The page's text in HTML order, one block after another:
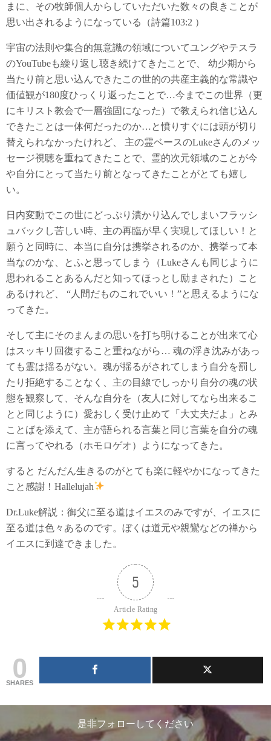
まに、その牧師個人からしていただいた数々の良きことが
思い出されるようになっている（詩篇103:2 ）
宇宙の法則や集合的無意識の領域についてユングやテスラ
のYouTubeも繰り返し聴き続けてきたことで、 幼少期から
当たり前と思い込んできたこの世的の共産主義的な常識や
価値観が180度ひっくり返ったことで…今までこの世界（更
にキリスト教会で一層強固になった）で教えられ信じ込ん
できたことは一体何だったのか…と憤りすぐには頭が切り
替えられなかったけれど、 主の霊ベースのLukeさんのメッ
セージ視聴を重ねてきたことで、霊的次元領域のことが今
や自分にとって当たり前となってきたことがとても嬉し
い。
日内変動でこの世にどっぷり漬かり込んでしまいフラッシ
ュバックし苦しい時、主の再臨が早く実現してほしい！と
願うと同時に、本当に自分は携挙されるのか、携挙って本
当なのかな、とふと思ってしまう（Lukeさんも同じように
思われることあるんだと知ってほっとし励まされた）こと
あるけれど、 “人間だものこれでいい！”と思えるようにな
ってきた。
そして主にそのまんまの思いを打ち明けることが出来て心
はスッキリ回復すること重ねながら… 魂の浮き沈みがあっ
ても霊は揺るがない。魂が揺るがされてしまう自分を罰し
たり拒絶することなく、主の目線でしっかり自分の魂の状
態を観察して、そんな自分を（友人に対してなら出来るこ
とと同じように）愛おしく受け止めて「大丈夫だよ」とみ
ことばを添えて、主が語られる言葉と同じ言葉を自分の魂
に言ってやれる（ホモロゲオ）ようになってきた。
すると だんだん生きるのがとても楽に軽やかになってきた
こと感謝！Hallelujah
Dr.Luke解説：御父に至る道はイエスのみですが、イエスに
至る道は色々あるのです。ぼくは道元や親鸞などの禅から
イエスに到達できました。
5
Article Rating
0
SHARES
是非フォローしてください